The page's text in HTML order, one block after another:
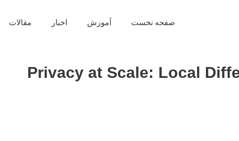
صفحه نخست آموزش اخبار مقالات
Privacy at Scale: Local